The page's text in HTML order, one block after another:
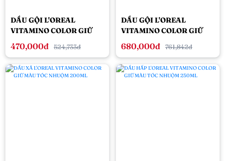
DẦU GỘI L'OREAL
VITAMINO COLOR GIỮ
MÀU TÓC NHUỘM 300ML
470,000đ 524,733đ
DẦU GỘI L'OREAL
VITAMINO COLOR GIỮ
MÀU TÓC NHUỘM 500ML
680,000đ 761,842đ